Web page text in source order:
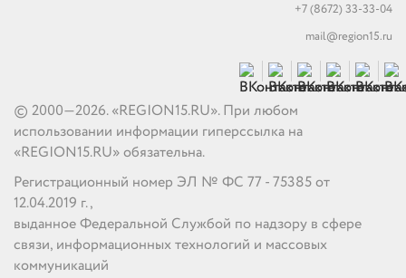
+7 (8672) 33-33-04
mail@region15.ru
© 2000—2026. «REGION15.RU». При любом
использовании информации гиперссылка на
«REGION15.RU» обязательна.
Регистрационный номер ЭЛ № ФС 77 - 75385 от
12.04.2019 г.,
выданное Федеральной Службой по надзору в сфере
связи, информационных технологий и массовых
коммуникаций